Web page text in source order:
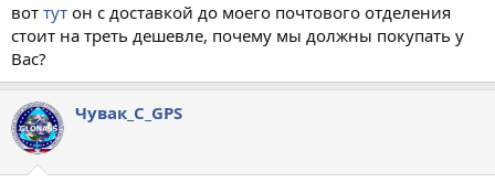
вот тут он с доставкой до моего почтового отделения
стоит на треть дешевле, почему мы должны покупать у
Вас?
Чувак_С_GPS